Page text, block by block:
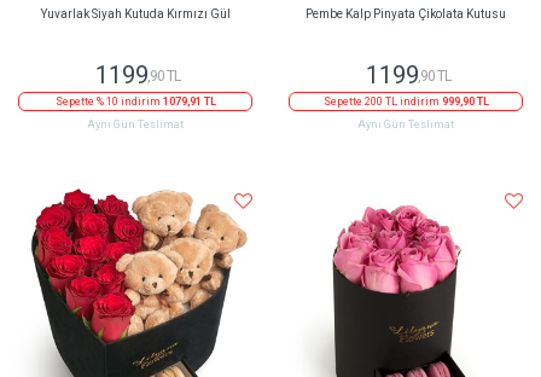
Yuvarlak Siyah Kutuda Kırmızı Gül
1199,90 TL
Sepette % 10 indirim 1079,91 TL
Aynı Gün Teslimat
Pembe Kalp Pinyata Çikolata Kutusu
1199,90 TL
Sepette 200 TL indirim 999,90 TL
Aynı Gün Teslimat